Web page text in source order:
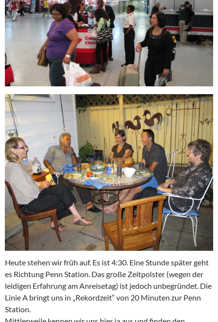
Heute stehen wir früh auf. Es ist 4:30. Eine Stunde später geht
es Richtung Penn Station. Das große Zeitpolster (wegen der
leidigen Erfahrung am Anreisetag) ist jedoch unbegründet. Die
Linie A bringt uns in „Rekordzeit“ von 20 Minuten zur Penn
Station.